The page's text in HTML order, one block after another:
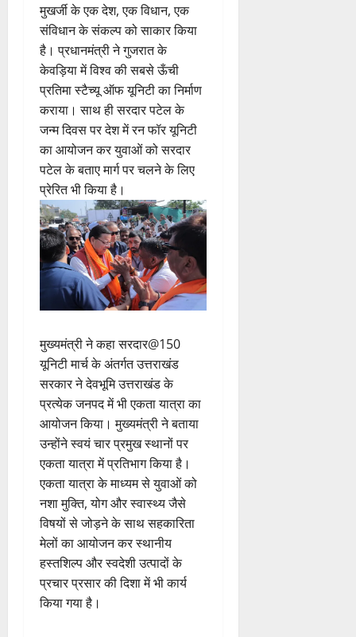
मुखर्जी के एक देश, एक विधान, एक
संविधान के संकल्प को साकार किया
है। प्रधानमंत्री ने गुजरात के
केवड़िया में विश्व की सबसे ऊँची
प्रतिमा स्टैच्यू ऑफ यूनिटी का निर्माण
कराया। साथ ही सरदार पटेल के
जन्म दिवस पर देश में रन फॉर यूनिटी
का आयोजन कर युवाओं को सरदार
पटेल के बताए मार्ग पर चलने के लिए
प्रेरित भी किया है।
मुख्यमंत्री ने कहा सरदार@150
यूनिटी मार्च के अंतर्गत उत्तराखंड
सरकार ने देवभूमि उत्तराखंड के
प्रत्येक जनपद में भी एकता यात्रा का
आयोजन किया। मुख्यमंत्री ने बताया
उन्होंने स्वयं चार प्रमुख स्थानों पर
एकता यात्रा में प्रतिभाग किया है।
एकता यात्रा के माध्यम से युवाओं को
नशा मुक्ति, योग और स्वास्थ्य जैसे
विषयों से जोड़ने के साथ सहकारिता
मेलों का आयोजन कर स्थानीय
हस्तशिल्प और स्वदेशी उत्पादों के
प्रचार प्रसार की दिशा में भी कार्य
किया गया है।